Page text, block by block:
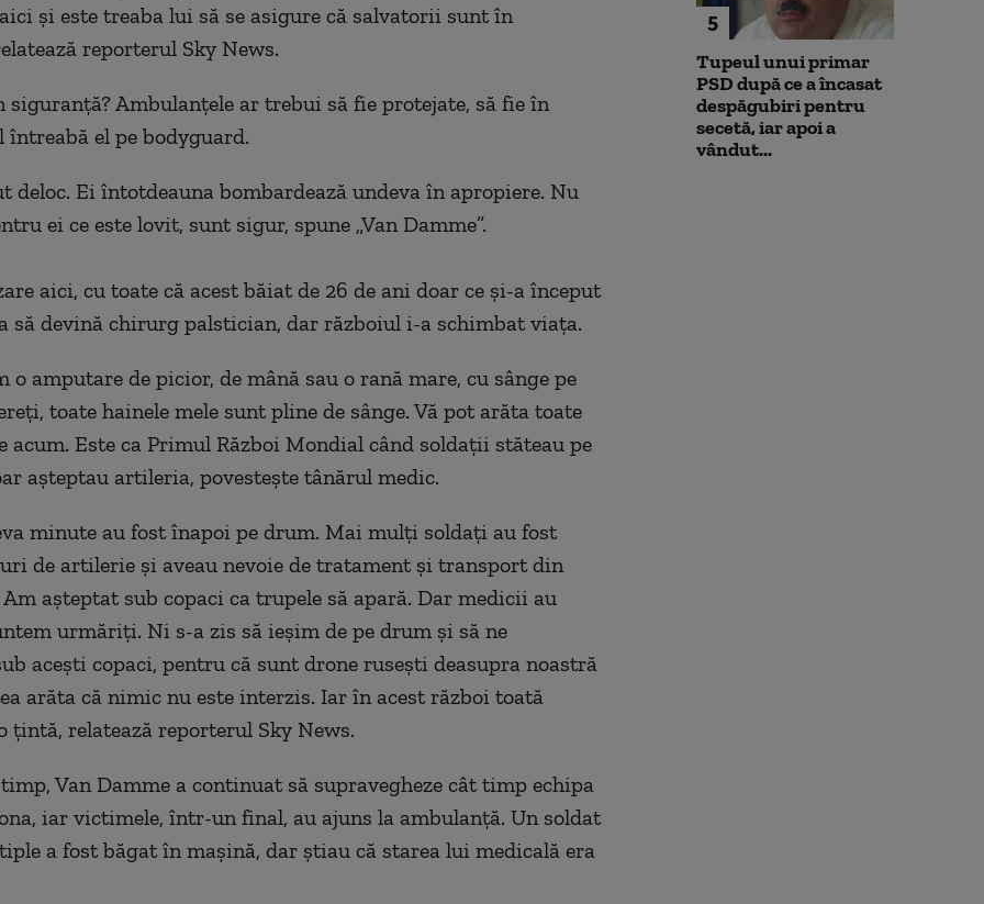
și este treaba lui să se asigure că salvatorii sunt în
reporterul Sky News.
siguranță? Ambulanțele ar trebui să fie protejate, să fie în
el pe bodyguard.
deloc. Ei întotdeauna bombardează undeva în apropiere. Nu
ei ce este lovit, sunt sigur, spune „Van Damme”.
aici, cu toate că acest băiat de 26 de ani doar ce și-a început
să devină chirurg palstician, dar războiul i-a schimbat viața.
o amputare de picior, de mână sau o rană mare, cu sânge pe
toate hainele mele sunt pline de sânge. Vă pot arăta toate
acum. Este ca Primul Război Mondial când soldații stăteau pe
așteptau artileria, povestește tânărul medic.
minute au fost înapoi pe drum. Mai mulți soldați au fost
de artilerie și aveau nevoie de tratament și transport din
Am așteptat sub copaci ca trupele să apară. Dar medicii au
urmăriți. Ni s-a zis să ieșim de pe drum și să ne
acești copaci, pentru că sunt drone rusești deasupra noastră
arăta că nimic nu este interzis. Iar în acest război toată
țintă, relatează reporterul Sky News.
Van Damme a continuat să supravegheze cât timp echipa
iar victimele, într-un final, au ajuns la ambulanță. Un soldat
a fost băgat în mașină, dar știau că starea lui medicală era
5
Tupeul unui primar
PSD după ce a încasat
despăgubiri pentru
secetă, iar apoi a
vândut...